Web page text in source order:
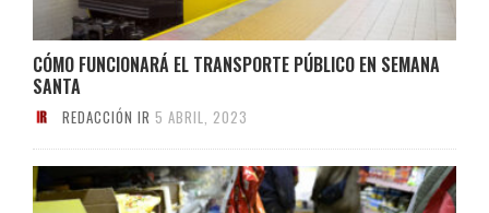
CÓMO FUNCIONARÁ EL TRANSPORTE PÚBLICO EN SEMANA
SANTA
REDACCIÓN IR 5 ABRIL, 2023